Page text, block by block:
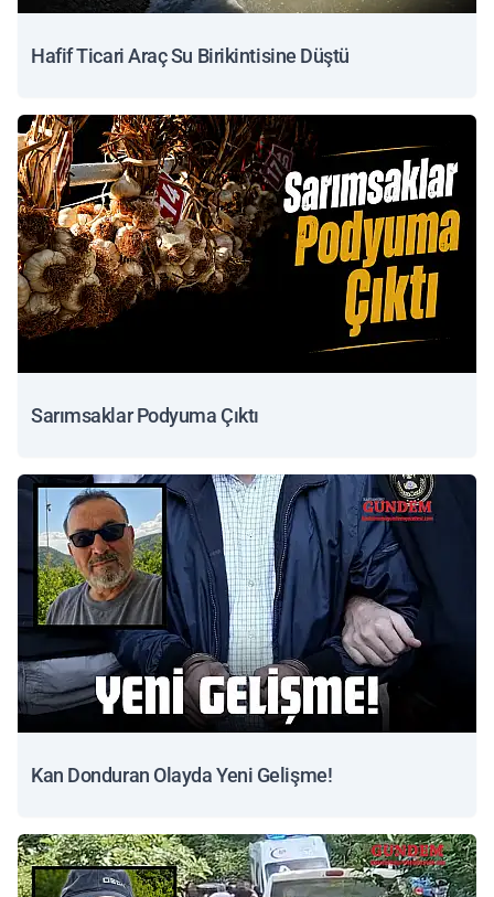
Hafif Ticari Araç Su Birikintisine Düştü
Sarımsaklar Podyuma Çıktı
Kan Donduran Olayda Yeni Gelişme!